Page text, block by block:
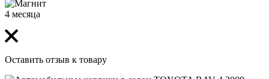
4 месяца
Оставить отзыв к товару